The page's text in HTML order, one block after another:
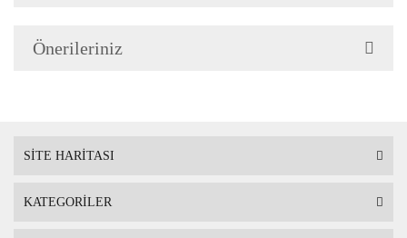
Önerileriniz
SİTE HARİTASI
KATEGORİLER